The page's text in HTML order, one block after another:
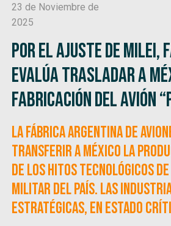
23 de Noviembre de
2025
Por el ajuste de Milei,
evalúa trasladar a
fabricación del avión
La Fábrica Argentina de
transferir a México la
de los hitos tecnológicos
militar del país. Las
estratégicas, en estado